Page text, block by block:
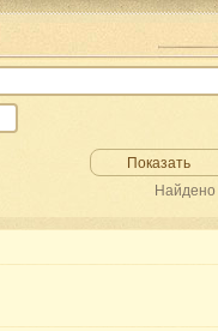
Показать
Найдено